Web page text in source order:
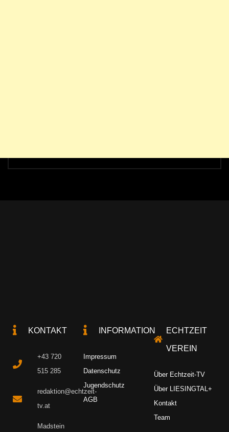
KONTAKT
+43 720
515 285
redaktion@echtzeit-
tv.at
Madstein
INFORMATION
Impressum
Datenschutz
Jugendschutz
AGB
ECHTZEIT
VEREIN
Über Echtzeit-TV
Über LIESINGTAL+
Kontakt
Team